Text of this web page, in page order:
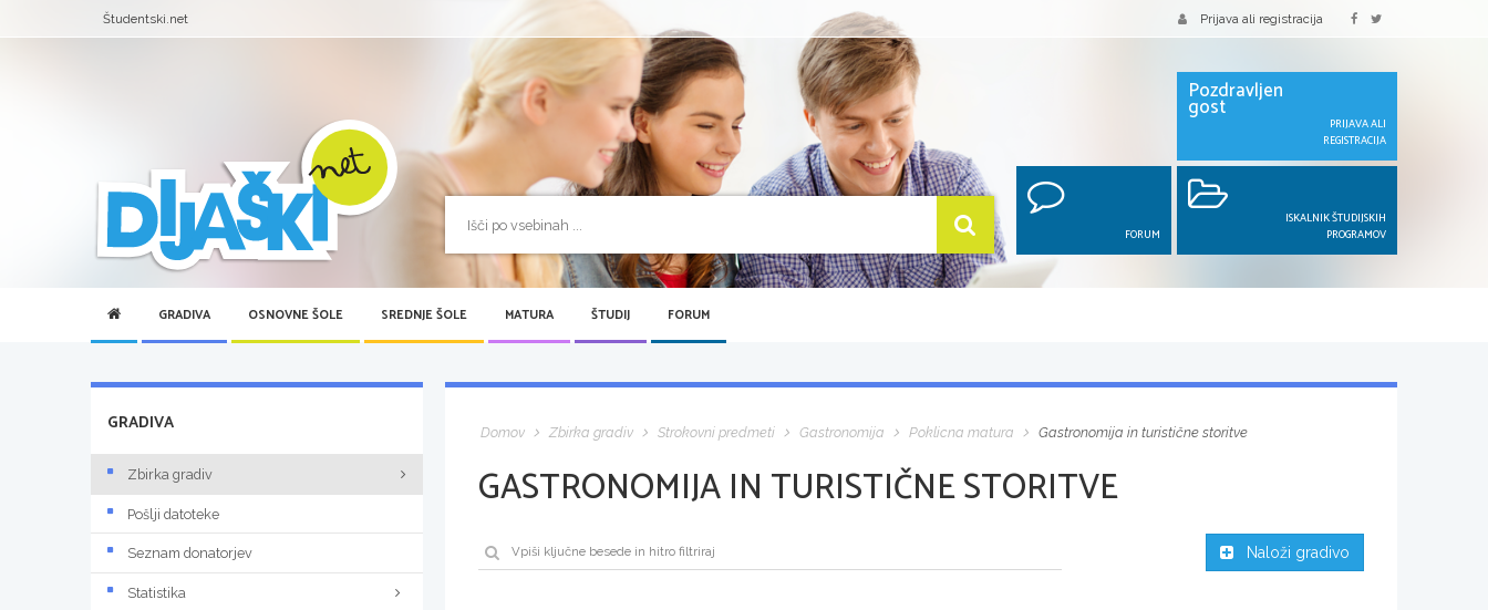
Študentski.net Prijava ali registracija
Pozdravljen
gost
PRIJAVA ALI
REGISTRACIJA
FORUM
ISKALNIK ŠTUDIJSKIH
PROGRAMOV
GRADIVA OSNOVNE ŠOLE SREDNJE ŠOLE MATURA ŠTUDIJ FORUM
Domov Zbirka gradiv Strokovni predmeti Gastronomija Poklicna matura Gastronomija in turistične storitve
GASTRONOMIJA IN TURISTIČNE STORITVE
Naloži gradivo
GRADIVA
Zbirka gradiv
Pošlji datoteke
Seznam donatorjev
Statistika